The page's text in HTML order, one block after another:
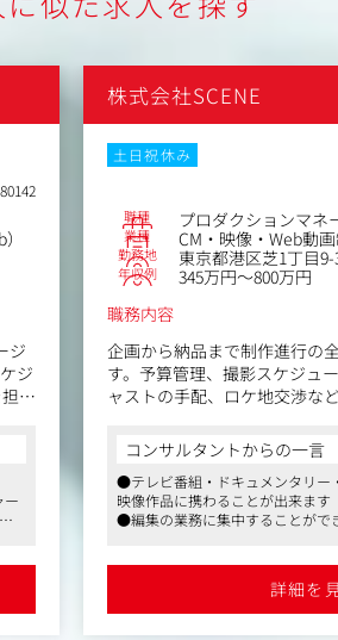
ジ
ジ
っ
を
ー
株式会社SCENE
土日祝休み
職種 プロダクションマネ
業種 CM・映像・Web動
勤務地 東京都港区芝1丁目
年収例
345万円～800万円
職務内容
企画から納品まで制作進行の
す。予算管理、撮影スケジュ
ャストの手配、ロケ地交渉な
スケジュール管理:撮影から
整）、最終納品までの工程表
進行管理。
予算・原価管理:制作費の管
手配・交渉:スタッフやキャ
ロケ地の許可取り、お弁当や
コンサルタントからの一言
●テレビ番組・ドキュメンタリー
映像作品に携わることが出来ます
●編集の業務に集中することがで
詳細を